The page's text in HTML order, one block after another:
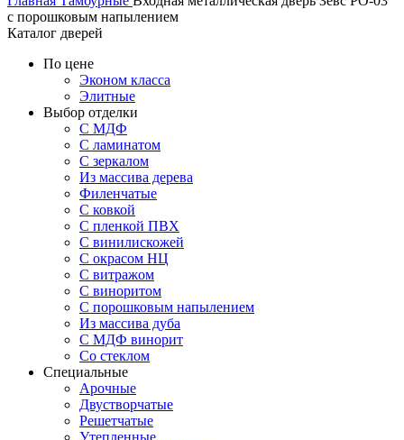
с порошковым напылением
Каталог дверей
По цене
Эконом класса
Элитные
Выбор отделки
С МДФ
С ламинатом
С зеркалом
Из массива дерева
Филенчатые
С ковкой
С пленкой ПВХ
С винилискожей
С окрасом НЦ
С витражом
С виноритом
С порошковым напылением
Из массива дуба
С МДФ винорит
Со стеклом
Специальные
Арочные
Двустворчатые
Решетчатые
Утепленные